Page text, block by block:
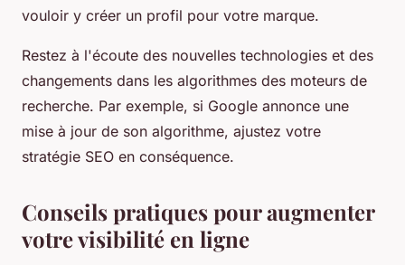
vouloir y créer un profil pour votre marque.
Restez à l'écoute des nouvelles technologies et des
changements dans les algorithmes des moteurs de
recherche. Par exemple, si Google annonce une
mise à jour de son algorithme, ajustez votre
stratégie SEO en conséquence.
Conseils pratiques pour augmenter
votre visibilité en ligne